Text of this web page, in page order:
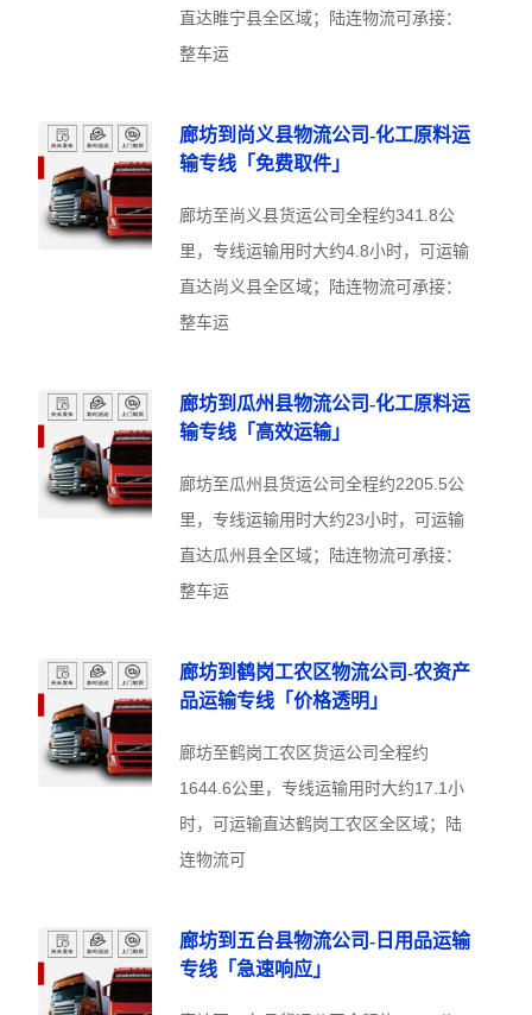
直达睢宁县全区域；陆连物流可承接：
整车运
廊坊到尚义县物流公司-化工原料运
输专线「免费取件」
廊坊至尚义县货运公司全程约341.8公
里，专线运输用时大约4.8小时，可运输
直达尚义县全区域；陆连物流可承接：
整车运
廊坊到瓜州县物流公司-化工原料运
输专线「高效运输」
廊坊至瓜州县货运公司全程约2205.5公
里，专线运输用时大约23小时，可运输
直达瓜州县全区域；陆连物流可承接：
整车运
廊坊到鹤岗工农区物流公司-农资产
品运输专线「价格透明」
廊坊至鹤岗工农区货运公司全程约
1644.6公里，专线运输用时大约17.1小
时，可运输直达鹤岗工农区全区域；陆
连物流可
廊坊到五台县物流公司-日用品运输
专线「急速响应」